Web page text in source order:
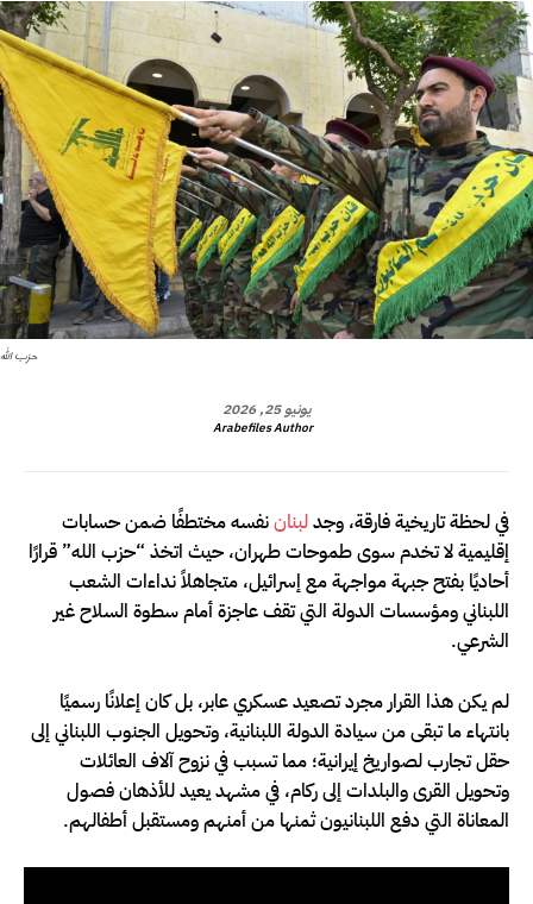
حزب الله
يونيو 25, 2026
Arabefiles Author
في لحظة تاريخية فارقة، وجدلبناننفسه مختطفًا ضمن حسابات
إقليمية لا تخدم سوى طموحات طهران، حيث اتخذ “حزب الله” قرارًا
أحاديًا بفتح جبهة مواجهة مع إسرائيل، متجاهلاً نداءات الشعب
اللبناني ومؤسسات الدولة التي تقف عاجزة أمام سطوة السلاح غير
الشرعي.
لم يكن هذا القرار مجرد تصعيد عسكري عابر، بل كان إعلانًا رسميًا
بانتهاء ما تبقى من سيادة الدولة اللبنانية، وتحويل الجنوب اللبناني إلى
حقل تجارب لصواريخ إيرانية؛ مما تسبب في نزوح آلاف العائلات
وتحويل القرى والبلدات إلى ركام، في مشهد يعيد للأذهان فصول
المعاناة التي دفع اللبنانيون ثمنها من أمنهم ومستقبل أطفالهم.